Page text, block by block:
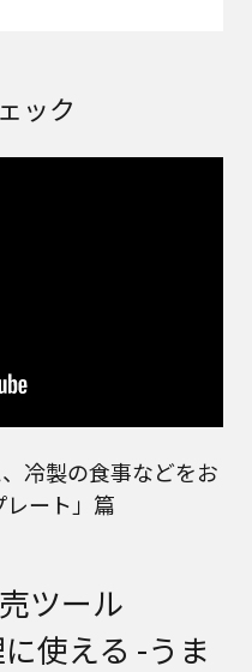
ック
冷製の食事などをお
ート」篇
ツール
使える -うま